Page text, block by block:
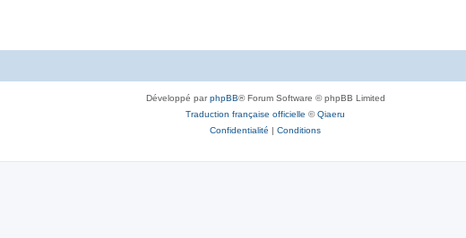
Développé parphpBB® Forum Software © phpBB Limited
Traduction française officielle ©Qiaeru
Confidentialité | Conditions